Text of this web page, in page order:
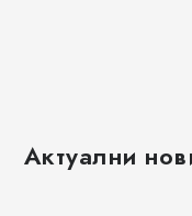
Актуални